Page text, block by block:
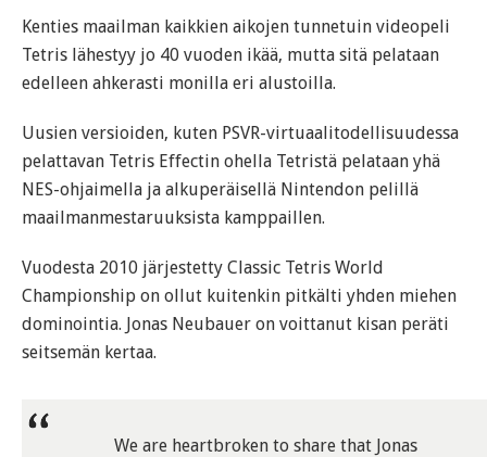
Kenties maailman kaikkien aikojen tunnetuin videopeli
Tetris lähestyy jo 40 vuoden ikää, mutta sitä pelataan
edelleen ahkerasti monilla eri alustoilla.
Uusien versioiden, kuten PSVR-virtuaalitodellisuudessa
pelattavan Tetris Effectin ohella Tetristä pelataan yhä
NES-ohjaimella ja alkuperäisellä Nintendon pelillä
maailmanmestaruuksista kamppaillen.
Vuodesta 2010 järjestetty Classic Tetris World
Championship on ollut kuitenkin pitkälti yhden miehen
dominointia. Jonas Neubauer on voittanut kisan peräti
seitsemän kertaa.
We are heartbroken to share that Jonas